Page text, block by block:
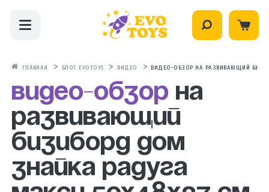
ГЛАВНАЯ БЛОГ EVOTOYS ВИДЕО ВИДЕО-ОБЗОР НА РАЗВИВАЮЩИЙ
Видео-обзорна
развивающий
бизиборд дом
Знайка Радуга